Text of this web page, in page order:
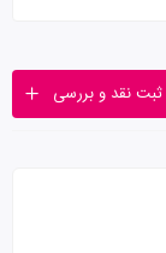
ثبت نقد و بررسی